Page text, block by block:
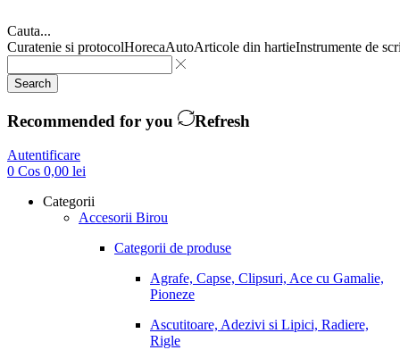
Cauta...
Curatenie si protocolHorecaAutoArticole din hartieInstrumente de
Search
Recommended for you Refresh
Autentificare
0 Cos 0,00 lei
Categorii
Accesorii Birou
Categorii de produse
Agrafe, Capse, Clipsuri, Ace cu Gamalie,
Pioneze
Ascutitoare, Adezivi si Lipici, Radiere,
Rigle